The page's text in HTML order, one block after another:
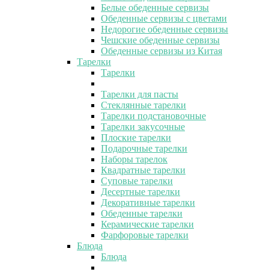
Белые обеденные сервизы
Обеденные сервизы с цветами
Недорогие обеденные сервизы
Чешские обеденные сервизы
Обеденные сервизы из Китая
Тарелки
Тарелки
Тарелки для пасты
Стеклянные тарелки
Тарелки подстановочные
Тарелки закусочные
Плоские тарелки
Подарочные тарелки
Наборы тарелок
Квадратные тарелки
Суповые тарелки
Десертные тарелки
Декоративные тарелки
Обеденные тарелки
Керамические тарелки
Фарфоровые тарелки
Блюда
Блюда